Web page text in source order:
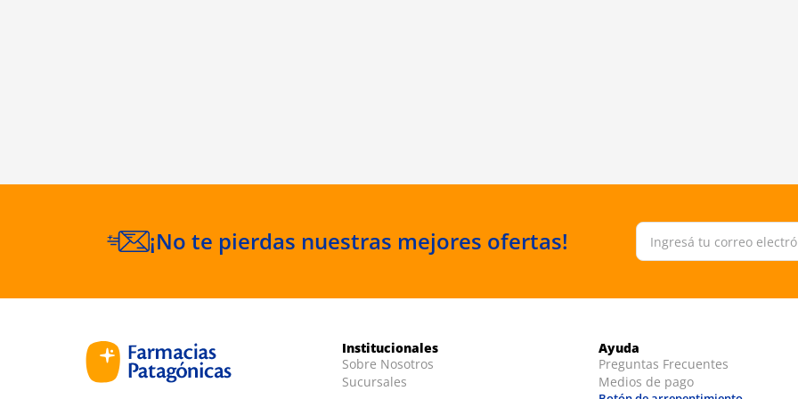
¡No te pierdas nuestras mejores ofertas!
Institucionales
Sobre Nosotros
Sucursales
Ayuda
Preguntas Frecuentes
Medios de pago